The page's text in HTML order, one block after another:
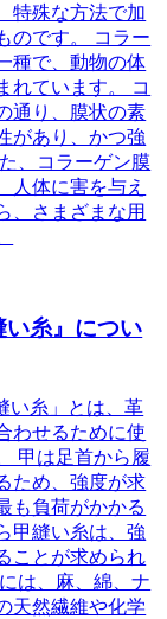
特殊な方法で加
のです。 コラー
種で、動物の体
れています。 コ
通り、膜状の素
があり、かつ強
、コラーゲン膜
人体に害を与え
、さまざまな用
い糸』につい
い糸」とは、革
わせるために使
甲は足首から履
ため、強度が求
も負荷がかかる
甲縫い糸は、強
ことが求められ
は、麻、綿、ナ
天然繊維や化学